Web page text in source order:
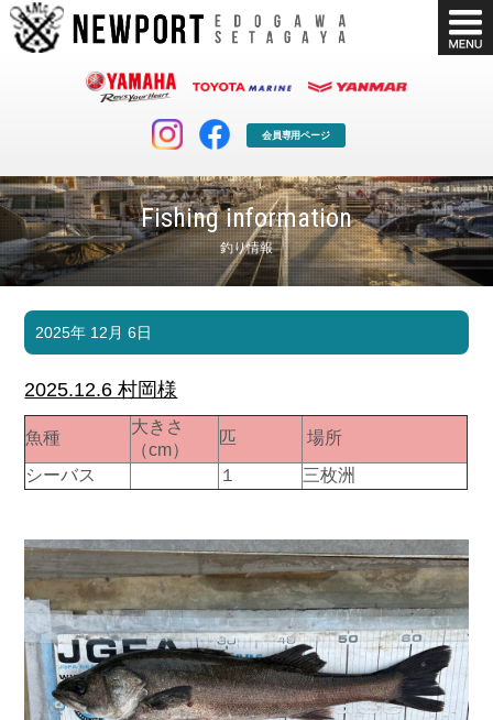
会員専用ページ
Fishing information
釣り情報
マリンクラブ
マリンライフを堪能したい！
ボート販売
ボート免許
長年の実績と信頼！
店舗情報 公式ブログ
Contact us Company
採用情報
Recruit
リンク集
Link
2025年 12月 6日
2025.12.6 村岡様
魚種
大きさ
（cm）
匹
場所
シーバス
１ 三枚洲